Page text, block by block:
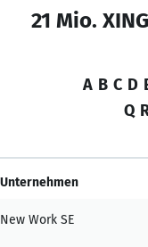
21 Mio.
A B C D
Q
Unternehmen
New Work SE